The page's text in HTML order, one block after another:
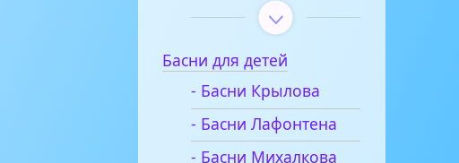
Басни для детей
- Басни Крылова
- Басни Лафонтена
- Басни Михалкова